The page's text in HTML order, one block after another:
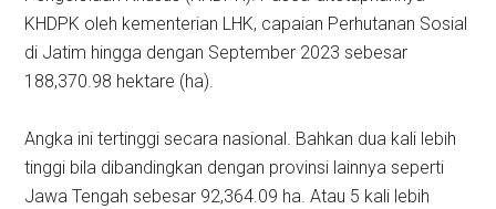
KHDPK oleh kementerian LHK, capaian Perhutanan Sosial
di Jatim hingga dengan September 2023 sebesar
188,370.98 hektare (ha).
Angka ini tertinggi secara nasional. Bahkan dua kali lebih
tinggi bila dibandingkan dengan provinsi lainnya seperti
Jawa Tengah sebesar 92,364.09 ha. Atau 5 kali lebih